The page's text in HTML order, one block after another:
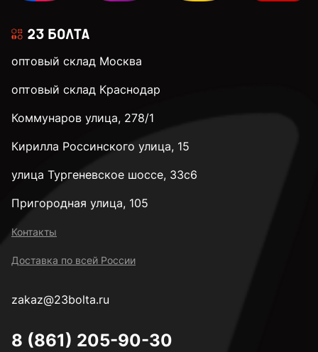
М24
М30
оптовый склад Москва
оптовый склад Краснодар
Коммунаров улица, 278/1
Кирилла Россинского улица, 15
улица Тургеневское шоссе, 33с6
Пригородная улица, 105
Контакты
Доставка по всей России
zakaz@23bolta.ru
8 (861) 205-90-30